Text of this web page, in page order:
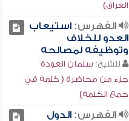
العراق)
الفهرس:استيعاب
العدو للخلاف
وتوظيفه لمصالحه
للشيخ: سلمان العودة
جزء من محاضرة ( كلمة في
جمع الكلمة)
الفهرس:الدول